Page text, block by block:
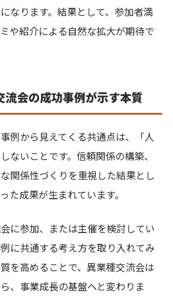
なります。結果として、参加者満
や紹介による自然な拡大が期待で
流会の成功事例が示す本質
例から見えてくる共通点は、「人
ないことです。信頼関係の構築、
関係性づくりを重視した結果とし
た成果が生まれています。
に参加、または主催を検討してい
に共通する考え方を取り入れてみ
を高めることで、異業種交流会は
、事業成長の基盤へと変わりま